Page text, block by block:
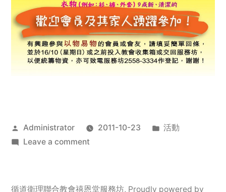
Posted
by
Administrator 2011-10-23
Posted
活動
Leave a commenton
服
循道衛理聯合教會禧恩堂服務坊, Proudly powered by